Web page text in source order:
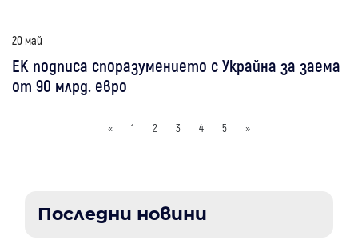
20 май
ЕК подписа споразумението с Украйна за заема
от 90 млрд. евро
« 1 2 3 4 5 »
Последни новини